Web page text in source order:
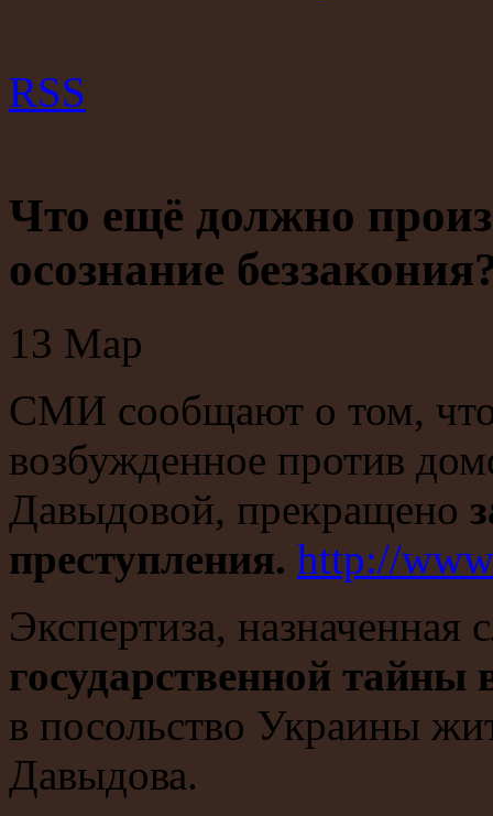
RSS
Что ещё должно
осознание
13 Мар
СМИ сообщают о том, что
возбужденное против
Давыдовой, прекращено
преступления. http://
Экспертиза, назначенная
государственной тайны
в посольство Украины
Давыдова.